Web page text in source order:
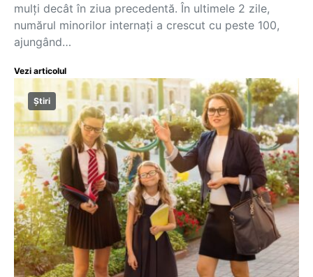
mulți decât în ziua precedentă. În ultimele 2 zile,
numărul minorilor internați a crescut cu peste 100,
ajungând…
Vezi articolul
Știri